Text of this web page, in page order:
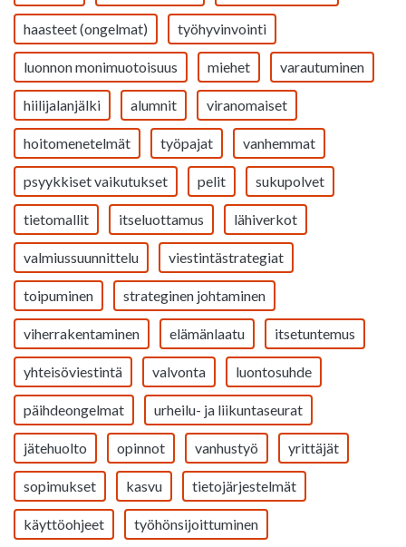
haasteet (ongelmat) työhyvinvointi
luonnon monimuotoisuus miehet varautuminen
hiilijalanjälki alumnit viranomaiset
hoitomenetelmät työpajat vanhemmat
psyykkiset vaikutukset pelit sukupolvet
tietomallit itseluottamus lähiverkot
valmiussuunnittelu viestintästrategiat
toipuminen strateginen johtaminen
viherrakentaminen elämänlaatu itsetuntemus
yhteisöviestintä valvonta luontosuhde
päihdeongelmat urheilu- ja liikuntaseurat
jätehuolto opinnot vanhustyö yrittäjät
sopimukset kasvu tietojärjestelmät
käyttöohjeet työhönsijoittuminen